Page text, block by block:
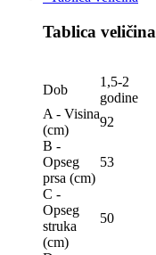
Tablica veličina
Dob
1,5-2
godine
A - Visina
(сm)
92
B -
Opseg
prsa (сm)
53
C -
Opseg
struka
(сm)
50